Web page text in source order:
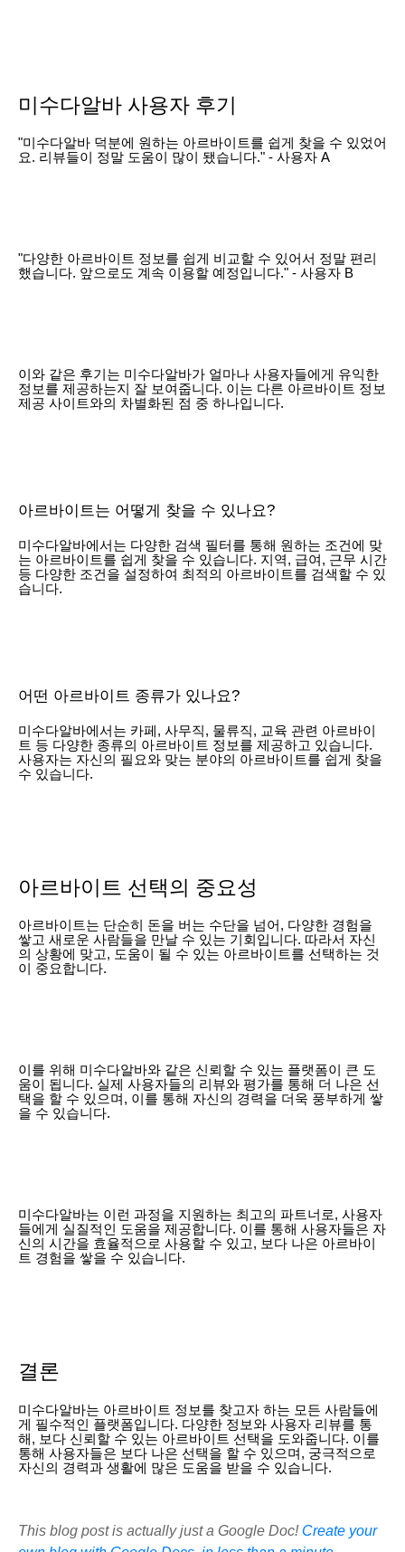
미수다알바 사용자 후기
"미수다알바 덕분에 원하는 아르바이트를 쉽게 찾을 수 있었어
요. 리뷰들이 정말 도움이 많이 됐습니다." - 사용자 A
"다양한 아르바이트 정보를 쉽게 비교할 수 있어서 정말 편리
했습니다. 앞으로도 계속 이용할 예정입니다." - 사용자 B
이와 같은 후기는 미수다알바가 얼마나 사용자들에게 유익한
정보를 제공하는지 잘 보여줍니다. 이는 다른 아르바이트 정보
제공 사이트와의 차별화된 점 중 하나입니다.
아르바이트는 어떻게 찾을 수 있나요?
미수다알바에서는 다양한 검색 필터를 통해 원하는 조건에 맞
는 아르바이트를 쉽게 찾을 수 있습니다. 지역, 급여, 근무 시간
등 다양한 조건을 설정하여 최적의 아르바이트를 검색할 수 있
습니다.
어떤 아르바이트 종류가 있나요?
미수다알바에서는 카페, 사무직, 물류직, 교육 관련 아르바이
트 등 다양한 종류의 아르바이트 정보를 제공하고 있습니다.
사용자는 자신의 필요와 맞는 분야의 아르바이트를 쉽게 찾을
수 있습니다.
아르바이트 선택의 중요성
아르바이트는 단순히 돈을 버는 수단을 넘어, 다양한 경험을
쌓고 새로운 사람들을 만날 수 있는 기회입니다. 따라서 자신
의 상황에 맞고, 도움이 될 수 있는 아르바이트를 선택하는 것
이 중요합니다.
이를 위해 미수다알바와 같은 신뢰할 수 있는 플랫폼이 큰 도
움이 됩니다. 실제 사용자들의 리뷰와 평가를 통해 더 나은 선
택을 할 수 있으며, 이를 통해 자신의 경력을 더욱 풍부하게 쌓
을 수 있습니다.
미수다알바는 이런 과정을 지원하는 최고의 파트너로, 사용자
들에게 실질적인 도움을 제공합니다. 이를 통해 사용자들은 자
신의 시간을 효율적으로 사용할 수 있고, 보다 나은 아르바이
트 경험을 쌓을 수 있습니다.
결론
미수다알바는 아르바이트 정보를 찾고자 하는 모든 사람들에
게 필수적인 플랫폼입니다. 다양한 정보와 사용자 리뷰를 통
해, 보다 신뢰할 수 있는 아르바이트 선택을 도와줍니다. 이를
통해 사용자들은 보다 나은 선택을 할 수 있으며, 궁극적으로
자신의 경력과 생활에 많은 도움을 받을 수 있습니다.
This blog post is actually just a Google Doc! Create your